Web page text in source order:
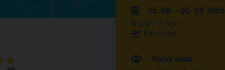
25. 08. - 02. 09. 2026
8 dní / 7 nocí
Katovice
Počet osob